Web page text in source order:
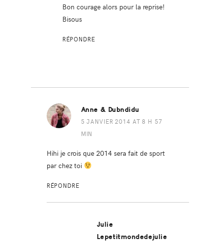
Bon courage alors pour la reprise!
Bisous
RÉPONDRE
Anne & Dubndidu
5 JANVIER 2014 AT 8 H 57
MIN
Hihi je crois que 2014 sera fait de sport
par chez toi
RÉPONDRE
Julie
Lepetitmondedejulie